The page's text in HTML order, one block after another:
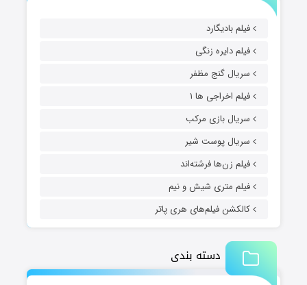
فیلم بادیگارد
فیلم دایره زنگی
سریال گنج مظفر
فیلم اخراجی ها ۱
سریال بازی مرکب
سریال پوست شیر
فیلم زن‌ها فرشته‌اند
فیلم متری شیش و نیم
کالکشن فیلم‌های هری پاتر
دسته بندی